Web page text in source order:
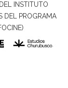
INSTITUTO
DEL PROGRAMA